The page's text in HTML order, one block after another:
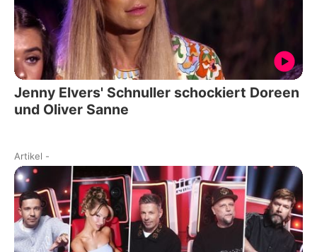
Jenny Elvers' Schnuller schockiert Doreen
und Oliver Sanne
Artikel -